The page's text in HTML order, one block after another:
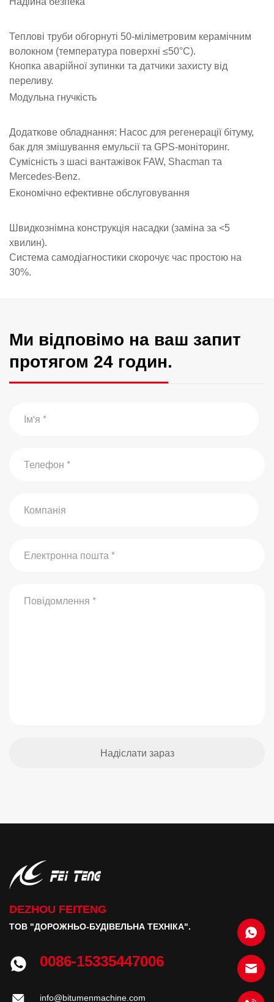
Теплові труби обгорнуті 50-міліметровим керамічним
волокном (температура поверхні ≤50°C).
Кнопка аварійної зупинки та датчики захисту від
переливу.
Модульна гнучкість
Додаткове обладнання: Насос для регенерації бітуму,
бак для змішування емульсії та GPS-моніторинг.
Сумісність з шасі вантажівок FAW, Shacman та
Mercedes-Benz.
Економічно ефективне обслуговування
Швидкознімна конструкція насадки (заміна за <5
хвилин).
Система самодіагностики скорочує час простою на
30%.
Ми відповімо на ваш запит
протягом 24 годин.
DEZHOU FEITENG
ТОВ "ДОРОЖНЬО-БУДІВЕЛЬНА ТЕХНІКА".
0086-15335447006
info@bitumenmachine.com